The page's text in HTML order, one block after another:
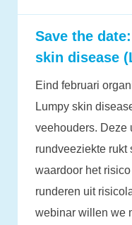
Save the
skin disease
Eind februari
Lumpy skin
veehouders. Deze
rundveeziekte rukt
waardoor het
runderen uit
webinar willen we